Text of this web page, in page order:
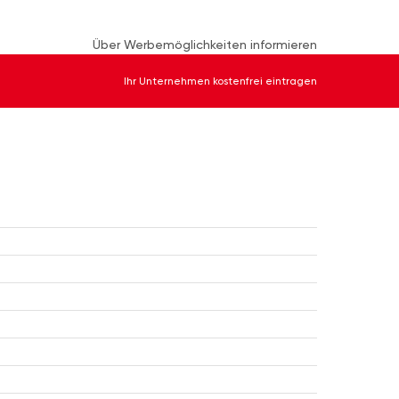
Über Werbemöglichkeiten informieren
Ihr Unternehmen kostenfrei eintragen